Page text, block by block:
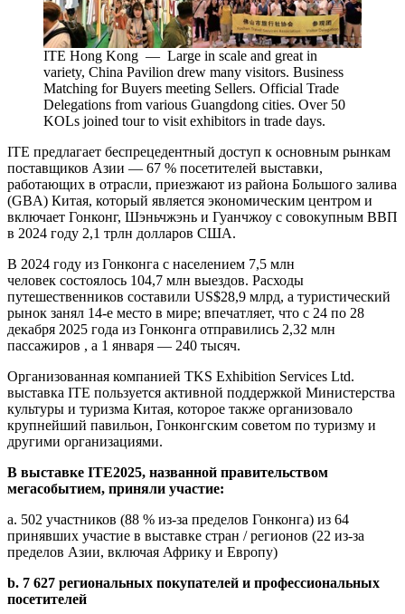
ITE Hong Kong — Large in scale and great in
variety, China Pavilion drew many visitors. Business
Matching for Buyers meeting Sellers. Official Trade
Delegations from various Guangdong cities. Over 50
KOLs joined tour to visit exhibitors in trade days.
ITE предлагает беспрецедентный доступ к основным рынкам
поставщиков Азии — 67 % посетителей выставки,
работающих в отрасли, приезжают из района Большого залива
(GBA) Китая, который является экономическим центром и
включает Гонконг, Шэньчжэнь и Гуанчжоу с совокупным ВВП
в 2024 году 2,1 трлн долларов США.
В 2024 году из Гонконга с населением 7,5 млн
человек состоялось 104,7 млн выездов. Расходы
путешественников составили US$28,9 млрд, а туристический
рынок занял 14-е место в мире; впечатляет, что с 24 по 28
декабря 2025 года из Гонконга отправились 2,32 млн
пассажиров , а 1 января — 240 тысяч.
Организованная компанией TKS Exhibition Services Ltd.
выставка ITE пользуется активной поддержкой Министерства
культуры и туризма Китая, которое также организовало
крупнейший павильон, Гонконгским советом по туризму и
другими организациями.
В выставке ITE2025, названной правительством
мегасобытием, приняли участие:
а. 502 участников (88 % из-за пределов Гонконга) из 64
принявших участие в выставке стран / регионов (22 из-за
пределов Азии, включая Африку и Европу)
b. 7 627 региональных покупателей и профессиональных
посетителей